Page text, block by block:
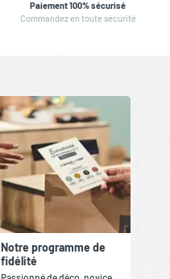
Paiement 100% sécurisé
Commandez en toute sécurité
Notre programme de
fidélité